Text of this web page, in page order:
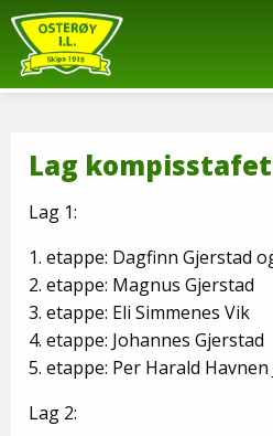
Lag
Lag 1:
1. etappe: Dagfinn Gjerstad
2. etappe: Magnus Gjerstad
3. etappe: Eli Simmenes Vik
4. etappe: Johannes Gjerstad
5. etappe: Per Harald Havnen
Lag 2: